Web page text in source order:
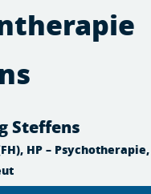
Steffens
HP – Psychotherapie,